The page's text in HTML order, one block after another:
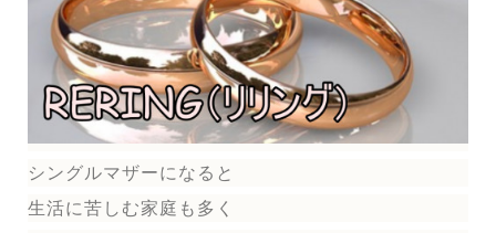
シングルマザーになると
生活に苦しむ家庭も多く